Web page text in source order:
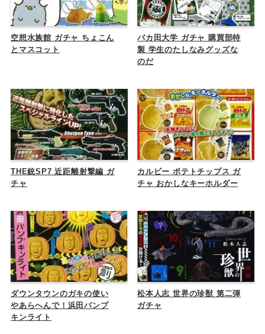
空想水族館 ガチャ ちょこん
とマスコット
バカ田大学 ガチャ 購買部特
製 学生のたしなみグッズな
のだ
THE銃SP7 近距離射撃編 ガ
チャ
カルビー ポテトチップス ガ
チャ おかしなキーホルダー
ダウンタウンのガキの使い
やあらへんで！浜田パンプ
キンライト
松本人志 世界の珍獣 第二弾
ガチャ